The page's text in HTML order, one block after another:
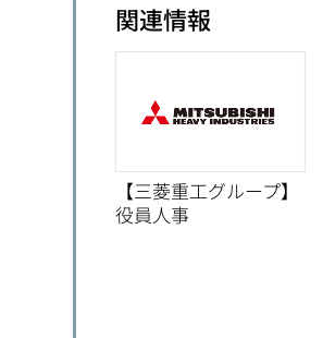
関連情報
【三菱重工グループ】
役員人事